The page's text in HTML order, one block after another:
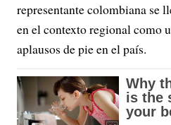
representante colombiana se
en el contexto regional como
aplausos de pie en el país.